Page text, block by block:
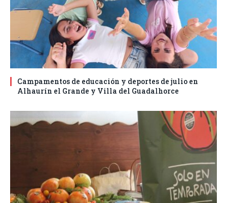
Campamentos de educación y deportes de julio en
Alhaurín el Grande y Villa del Guadalhorce